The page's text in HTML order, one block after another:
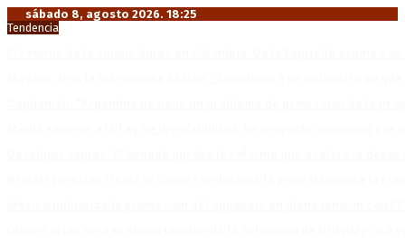
sábado 8, agosto 2026. 18:25
Tendencia